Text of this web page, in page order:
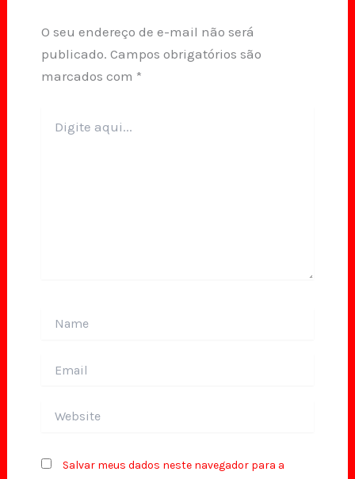
O seu endereço de e-mail não será
publicado. Campos obrigatórios são
marcados com *
aqui...
Salvar meus dados neste navegador para a